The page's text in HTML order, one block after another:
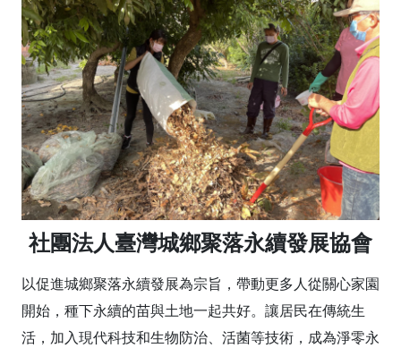
社團法人臺灣城鄉聚落永續發展協會
以促進城鄉聚落永續發展為宗旨，帶動更多人從關心家園
開始，種下永續的苗與土地一起共好。讓居民在傳統生
活，加入現代科技和生物防治、活菌等技術，成為淨零永